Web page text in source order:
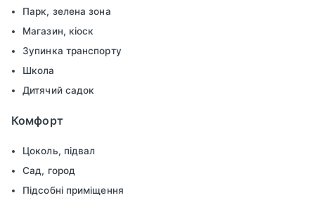
Парк, зелена зона
Магазин, кіоск
Зупинка транспорту
Школа
Дитячий садок
Комфорт
Цоколь, підвал
Сад, город
Підсобні приміщення